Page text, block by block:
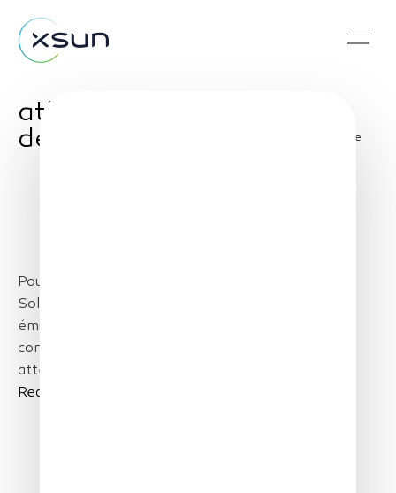
atlanpole.fr : Record
de vol pour Xsun
Share
Pour son premier vol solaire longue durée,
SolarXOne a réussi un vol de 12 heures sans
émissions de CO2, silencieux, 100% autonome, en
conditions opérationnelles : décollage à 8h30 et
atterrissage à 20h35, soit 600 km parcourus !
Read article